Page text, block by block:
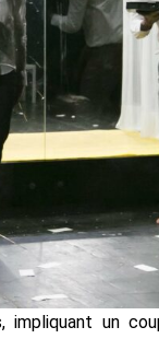
impliquant un